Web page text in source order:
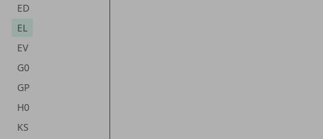
ED
EL
EV
G0
GP
H0
KS